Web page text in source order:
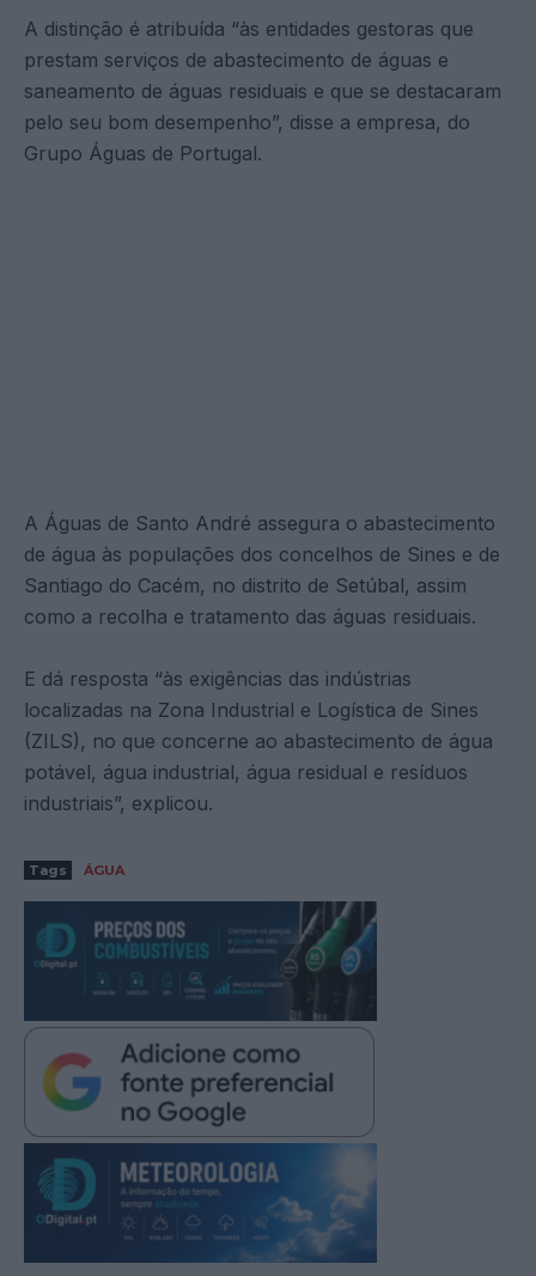
A distinção é atribuída “às entidades gestoras que
prestam serviços de abastecimento de águas e
saneamento de águas residuais e que se destacaram
pelo seu bom desempenho”, disse a empresa, do
Grupo Águas de Portugal.
A Águas de Santo André assegura o abastecimento
de água às populações dos concelhos de Sines e de
Santiago do Cacém, no distrito de Setúbal, assim
como a recolha e tratamento das águas residuais.
E dá resposta “às exigências das indústrias
localizadas na Zona Industrial e Logística de Sines
(ZILS), no que concerne ao abastecimento de água
potável, água industrial, água residual e resíduos
industriais”, explicou.
Tags ÁGUA